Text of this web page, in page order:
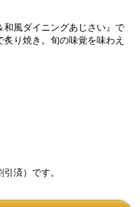
風ダイニングあじさい』で
り焼き。旬の味覚を味わえ
済）です。